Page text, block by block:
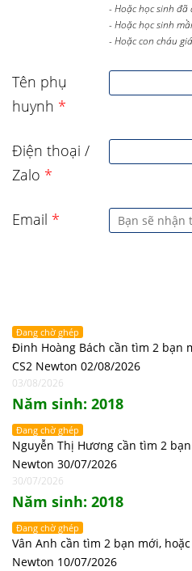
- Hoặc học sinh đã
- Hoặc học sinh
- Hoặc con cháu
Tên phụ
huynh *
Điện thoại /
Zalo *
Email *
Đang chờ ghép
Đinh Hoàng Bách cần tìm 2 bạn
CS2 Newton 02/08/2026
03/08/2026
Năm sinh: 2018
Đang chờ ghép
Nguyễn Thị Hương cần tìm 2
Newton 30/07/2026
30/07/2026
Năm sinh: 2018
Đang chờ ghép
Vân Anh cần tìm 2 bạn mới, hoặc
Newton 10/07/2026